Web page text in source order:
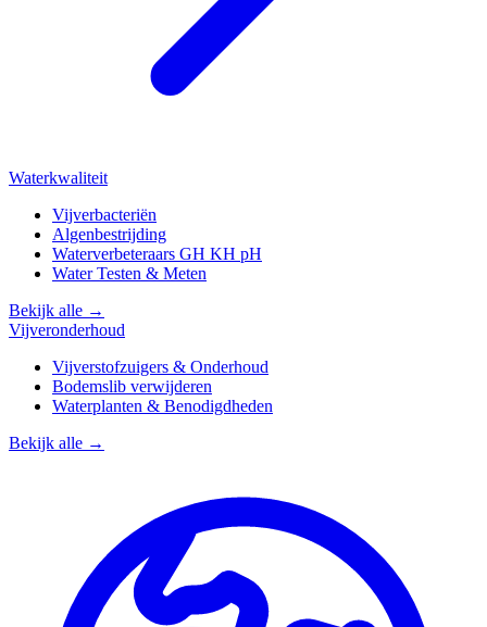
Waterkwaliteit
Vijverbacteriën
Algenbestrijding
Waterverbeteraars GH KH pH
Water Testen & Meten
Bekijk alle →
Vijveronderhoud
Vijverstofzuigers & Onderhoud
Bodemslib verwijderen
Waterplanten & Benodigdheden
Bekijk alle →